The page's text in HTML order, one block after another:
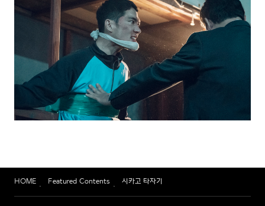
HOME Featured Contents 시카고 타자기